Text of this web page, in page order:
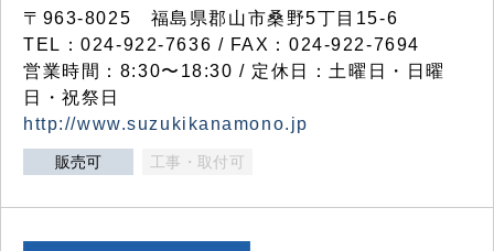
〒963-8025 福島県郡山市桑野5丁目15-6
TEL：024-922-7636 / FAX：024-922-7694
営業時間：8:30〜18:30 / 定休日：土曜日・日曜
日・祝祭日
http://www.suzukikanamono.jp
販売可 工事・取付可